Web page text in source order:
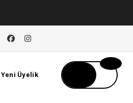
Yeni Üyelik